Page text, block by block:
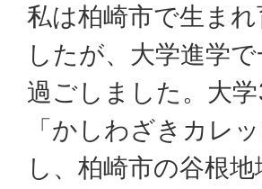
私は柏崎市で生ま
したが、大学進学
過ごしました。大
「かしわざきカレ
し、柏崎市の谷根